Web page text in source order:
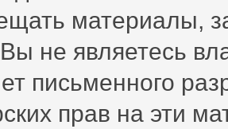
материалы,
не являетесь
письменного
прав на эти